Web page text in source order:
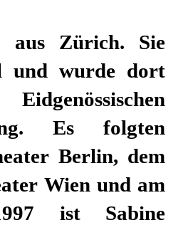
aus Zürich. Sie
und wurde dort
Es folgten
Berlin, dem
Wien und am
ist Sabine
Berlin,
die Staatsopern
sowie
Frankfurt am
Stuttgart,
sowie das